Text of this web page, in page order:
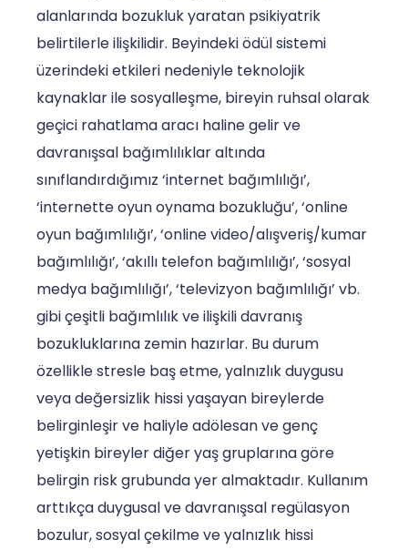
alanlarında bozukluk yaratan psikiyatrik
belirtilerle ilişkilidir. Beyindeki ödül sistemi
üzerindeki etkileri nedeniyle teknolojik
kaynaklar ile sosyalleşme, bireyin ruhsal olarak
geçici rahatlama aracı haline gelir ve
davranışsal bağımlılıklar altında
sınıflandırdığımız ‘internet bağımlılığı’,
‘internette oyun oynama bozukluğu’, ‘online
oyun bağımlılığı’, ‘online video/alışveriş/kumar
bağımlılığı’, ‘akıllı telefon bağımlılığı’, ‘sosyal
medya bağımlılığı’, ‘televizyon bağımlılığı’ vb.
gibi çeşitli bağımlılık ve ilişkili davranış
bozukluklarına zemin hazırlar. Bu durum
özellikle stresle baş etme, yalnızlık duygusu
veya değersizlik hissi yaşayan bireylerde
belirginleşir ve haliyle adölesan ve genç
yetişkin bireyler diğer yaş gruplarına göre
belirgin risk grubunda yer almaktadır. Kullanım
arttıkça duygusal ve davranışsal regülasyon
bozulur, sosyal çekilme ve yalnızlık hissi